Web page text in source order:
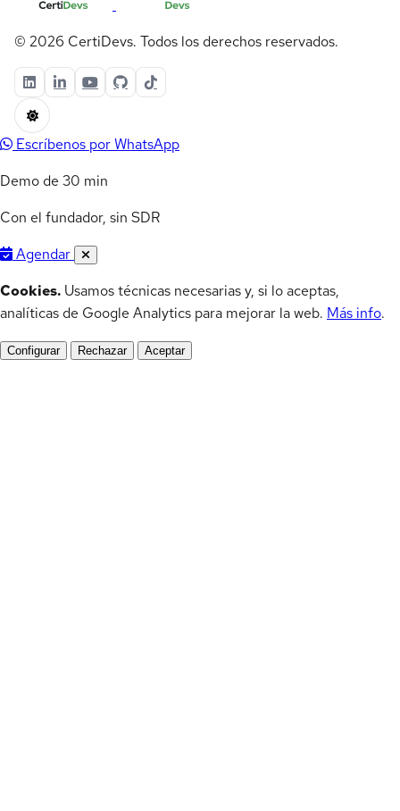
© 2026 CertiDevs. Todos los derechos reservados.
Escríbenos por WhatsApp
Demo de 30 min
Con el fundador, sin SDR
Agendar
Cookies. Usamos técnicas necesarias y, si lo aceptas,
analíticas de Google Analytics para mejorar la web. Más info.
Configurar Rechazar Aceptar